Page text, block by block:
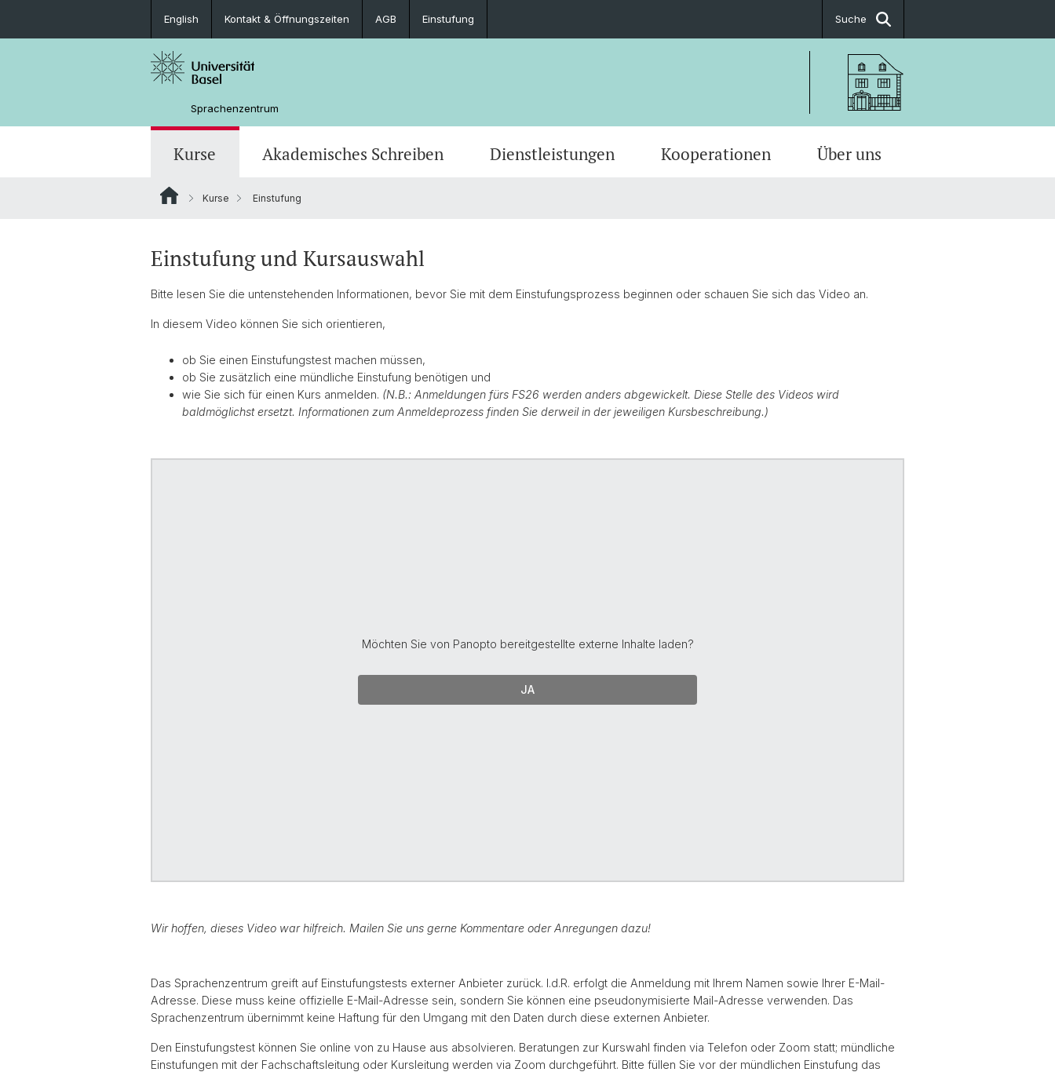
English Kontakt & Öffnungszeiten AGB Einstufung Suche
Sprachenzentrum
Kurse Akademisches Schreiben Dienstleistungen Kooperationen Über uns
Kurse Einstufung
Einstufung und Kursauswahl
Bitte lesen Sie die untenstehenden Informationen, bevor Sie mit dem Einstufungsprozess beginnen oder schauen Sie sich das Video an.
In diesem Video können Sie sich orientieren,
ob Sie einen Einstufungstest machen müssen,
ob Sie zusätzlich eine mündliche Einstufung benötigen und
wie Sie sich für einen Kurs anmelden. (N.B.: Anmeldungen fürs FS26 werden anders abgewickelt. Diese Stelle des Videos wird
baldmöglichst ersetzt. Informationen zum Anmeldeprozess finden Sie derweil in der jeweiligen Kursbeschreibung.)
Möchten Sie von Panopto bereitgestellte externe Inhalte laden?
JA
Wir hoffen, dieses Video war hilfreich. Mailen Sie uns gerne Kommentare oder Anregungen dazu!
Das Sprachenzentrum greift auf Einstufungstests externer Anbieter zurück. I.d.R. erfolgt die Anmeldung mit Ihrem Namen sowie Ihrer E-Mail-
Adresse. Diese muss keine offizielle E-Mail-Adresse sein, sondern Sie können eine pseudonymisierte Mail-Adresse verwenden. Das
Sprachenzentrum übernimmt keine Haftung für den Umgang mit den Daten durch diese externen Anbieter.
Den Einstufungstest können Sie online von zu Hause aus absolvieren. Beratungen zur Kurswahl finden via Telefon oder Zoom statt; mündliche
Einstufungen mit der Fachschaftsleitung oder Kursleitung werden via Zoom durchgeführt. Bitte füllen Sie vor der mündlichen Einstufung das